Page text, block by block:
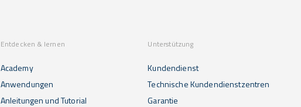
Entdecken & lernen
Academy
Anwendungen
Anleitungen und Tutorial
Unterstützung
Kundendienst
Technische Kundendienstzentren
Garantie